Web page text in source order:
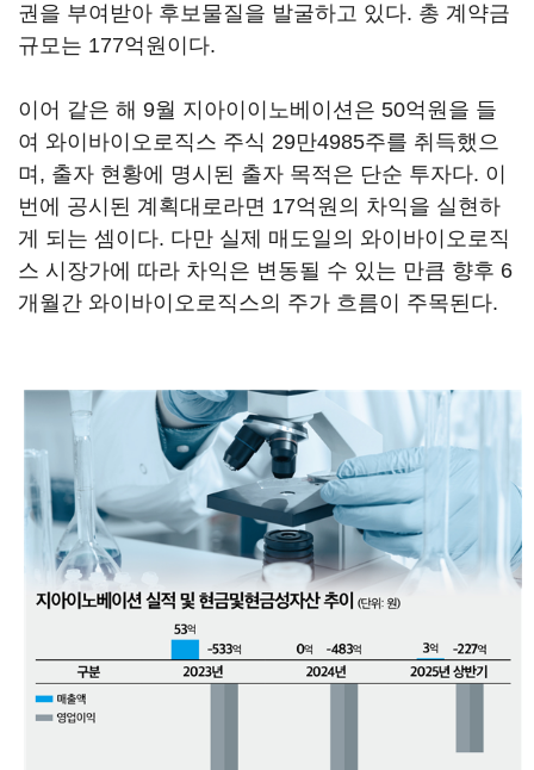
권을 부여받아 후보물질을 발굴하고 있다. 총 계약금
규모는 177억원이다.
이어 같은 해 9월 지아이이노베이션은 50억원을 들
여 와이바이오로직스 주식 29만4985주를 취득했으
며, 출자 현황에 명시된 출자 목적은 단순 투자다. 이
번에 공시된 계획대로라면 17억원의 차익을 실현하
게 되는 셈이다. 다만 실제 매도일의 와이바이오로직
스 시장가에 따라 차익은 변동될 수 있는 만큼 향후 6
개월간 와이바이오로직스의 주가 흐름이 주목된다.